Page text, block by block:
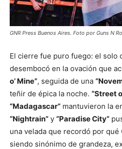
GNR Press Buenos Aires. Foto por Guns N
El cierre fue puro fuego: el solo
desembocó en la ovación que
o’ Mine”, seguida de una
teñir de épica la noche. “Street
“Madagascar” mantuvieron la
“Nightrain” y “Paradise City”
una velada que recordó por qué
siendo sinónimo de grandeza,